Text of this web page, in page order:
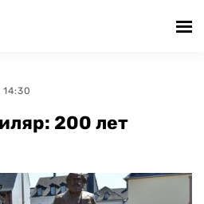
14:30
200 лет